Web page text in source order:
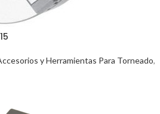
y Herramientas Para Torneado,